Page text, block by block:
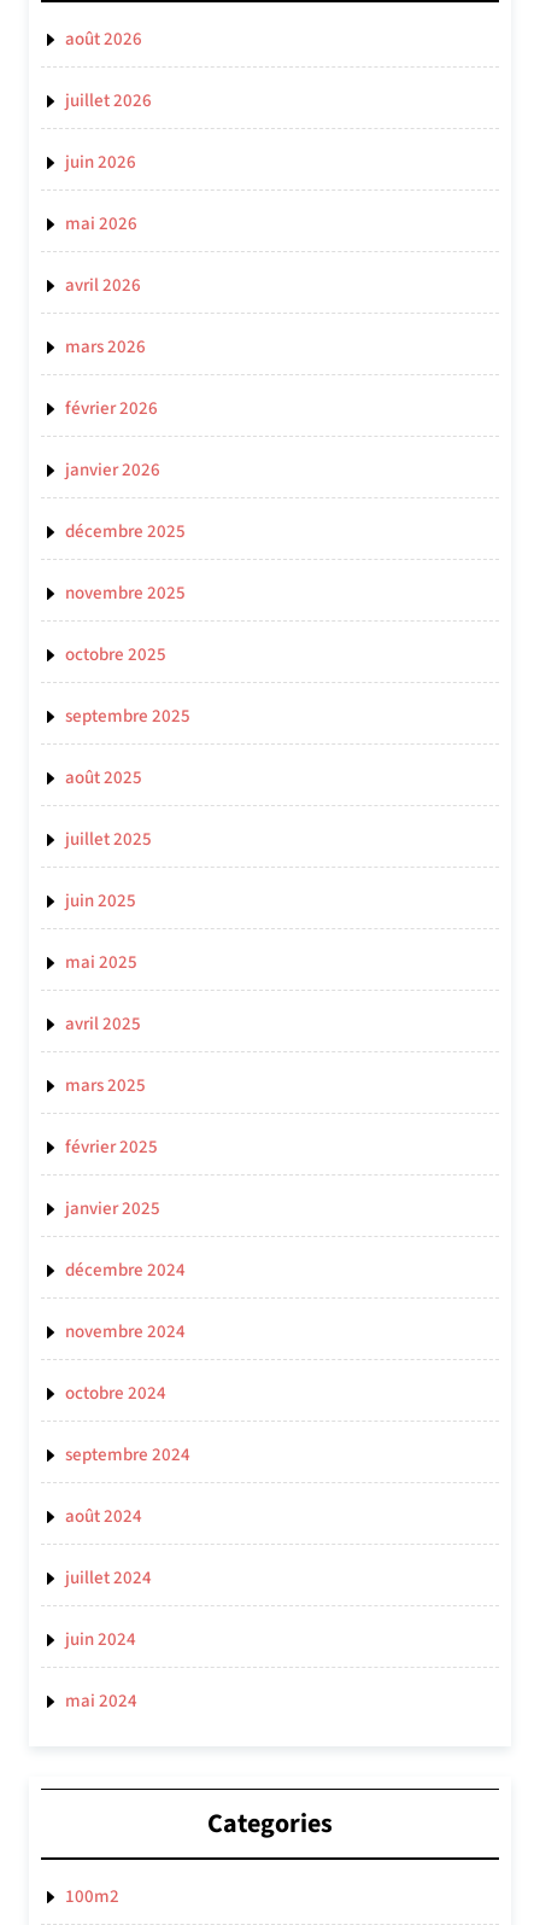
août 2026
juillet 2026
juin 2026
mai 2026
avril 2026
mars 2026
février 2026
janvier 2026
décembre 2025
novembre 2025
octobre 2025
septembre 2025
août 2025
juillet 2025
juin 2025
mai 2025
avril 2025
mars 2025
février 2025
janvier 2025
décembre 2024
novembre 2024
octobre 2024
septembre 2024
août 2024
juillet 2024
juin 2024
mai 2024
Categories
100m2